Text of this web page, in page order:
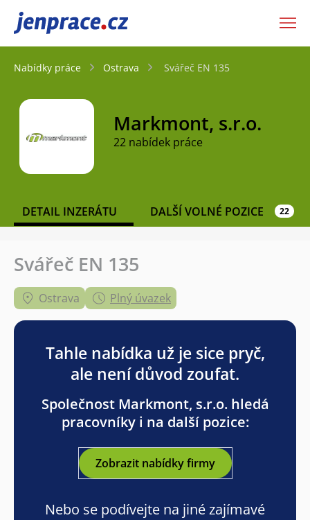
JenPráce.cz
Nabídky práce Ostrava Svářeč EN 135
Markmont, s.r.o.
22 nabídek práce
DETAIL INZERÁTU DALŠÍ VOLNÉ POZICE 22
Svářeč EN 135
Ostrava Plný úvazek
Tahle nabídka už je sice pryč,
ale není důvod zoufat.
Společnost Markmont, s.r.o. hledá
pracovníky i na další pozice:
Zobrazit nabídky firmy
Nebo se podívejte na jiné zajímavé